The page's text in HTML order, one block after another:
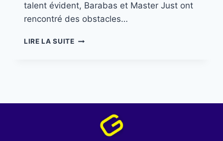
talent évident, Barabas et Master Just ont
rencontré des obstacles…
LIRE LA SUITE